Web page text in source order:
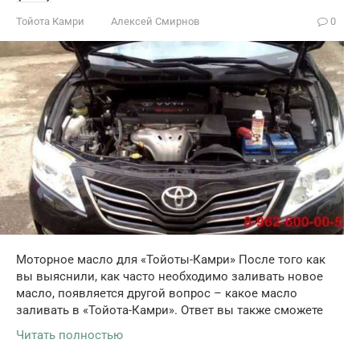
Тойота Камри Алексей Смирнов 0
Моторное масло для «Тойоты-Камри» После того как
вы выяснили, как часто необходимо заливать новое
масло, появляется другой вопрос – какое масло
заливать в «Тойота-Камри». Ответ вы также сможете
Читать полностью